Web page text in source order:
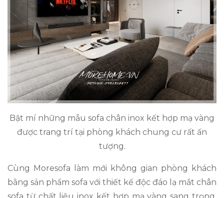
Bật mí những mẫu sofa chân inox kết hợp mạ vàng
được trang trí tại phòng khách chung cư rất ấn
tượng.
Cùng Moresofa làm mới không gian phòng khách
bằng sản phẩm sofa với thiết kế độc đáo lạ mắt chân